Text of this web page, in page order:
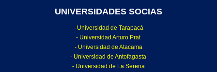
UNIVERSIDADES SOCIAS
- Universidad de Tarapacá
- Universidad Arturo Prat
- Universidad de Atacama
- Universidad de Antofagasta
- Universidad de La Serena